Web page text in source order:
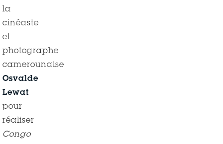
la
cinéaste
et
photographe
camerounaise
Osvalde
Lewat
pour
réaliser
Congo